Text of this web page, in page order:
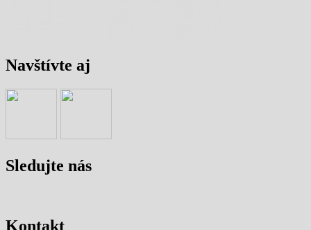
Navštívte aj
Sledujte nás
Kontakt